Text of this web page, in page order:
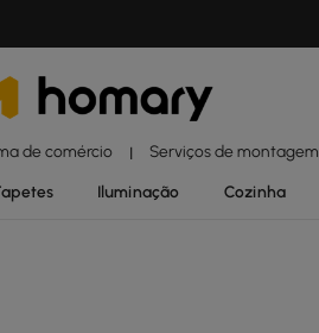
de comércio | Serviços de montagem
Iluminação Cozinha